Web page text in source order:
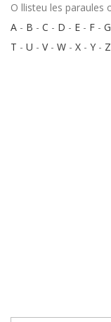
O llisteu les paraules
A - B - C - D - E - F - G
T - U - V- W - X - Y - Z